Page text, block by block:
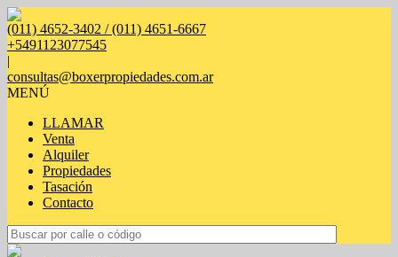
(011) 4652-3402 / (011) 4651-6667
+5491123077545
|
consultas@boxerpropiedades.com.ar
MENÚ
LLAMAR
Venta
Alquiler
Propiedades
Tasación
Contacto